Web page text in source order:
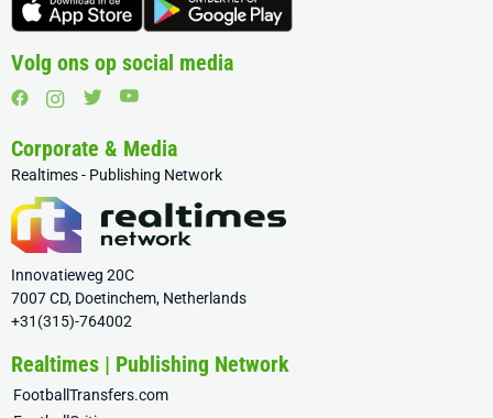
Volg ons op social media
Corporate & Media
Realtimes - Publishing Network
Innovatieweg 20C
7007 CD, Doetinchem, Netherlands
+31(315)-764002
Realtimes | Publishing Network
FootballTransfers.com